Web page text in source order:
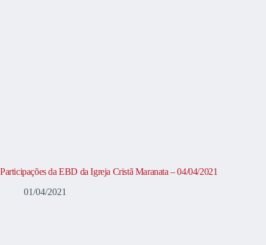
Participações da EBD da Igreja Cristã Maranata – 04/04/2021
01/04/2021